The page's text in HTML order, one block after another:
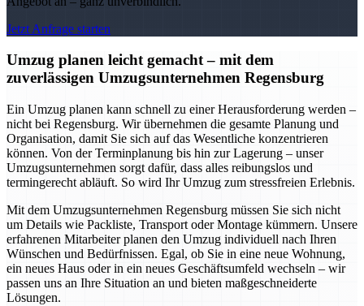
Jetzt Anfrage starten
Umzug planen leicht gemacht – mit dem
zuverlässigen Umzugsunternehmen Regensburg
Ein Umzug planen kann schnell zu einer Herausforderung werden –
nicht bei Regensburg. Wir übernehmen die gesamte Planung und
Organisation, damit Sie sich auf das Wesentliche konzentrieren
können. Von der Terminplanung bis hin zur Lagerung – unser
Umzugsunternehmen sorgt dafür, dass alles reibungslos und
termingerecht abläuft. So wird Ihr Umzug zum stressfreien Erlebnis.
Mit dem Umzugsunternehmen Regensburg müssen Sie sich nicht
um Details wie Packliste, Transport oder Montage kümmern. Unsere
erfahrenen Mitarbeiter planen den Umzug individuell nach Ihren
Wünschen und Bedürfnissen. Egal, ob Sie in eine neue Wohnung,
ein neues Haus oder in ein neues Geschäftsumfeld wechseln – wir
passen uns an Ihre Situation an und bieten maßgeschneiderte
Lösungen.